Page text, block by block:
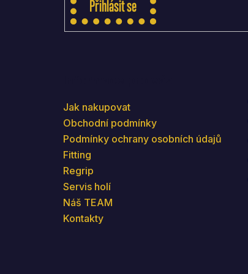
Přihlásit se
Jak nakupovat
Obchodní podmínky
Podmínky ochrany osobních údajů
Fitting
Regrip
Servis holí
Náš TEAM
Kontakty